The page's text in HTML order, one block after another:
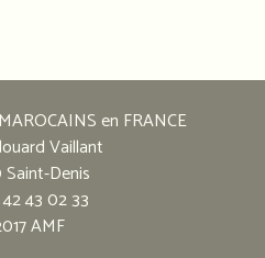
en FRANCE
Vaillant
Denis
43 02 33
AMF